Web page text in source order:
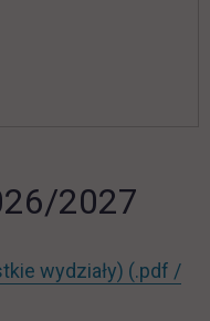
2027
wydziały) (.pdf /